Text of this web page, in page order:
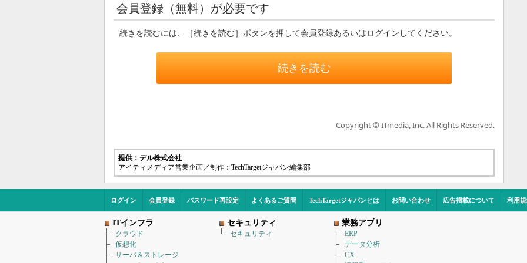
会員登録（無料）が必要です
続きを読むには、［続きを読む］ボタンを押して会員登録あるいはログインしてください。
続きを読む
Copyright © ITmedia, Inc. All Rights Reserved.
提供：デル株式会社
アイティメディア営業企画／制作：TechTargetジャパン編集部
ログイン 会員登録 パスワード再設定 よくあるご質問 TechTargetジャパンとは お問い合わせ 広告掲載について 利用
ITインフラ
クラウド
仮想化
サーバ＆ストレージ
セキュリティ
セキュリティ
業務アプリ
ERP
データ分析
CX